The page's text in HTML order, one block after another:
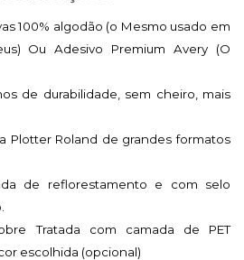
100% algodão (o Mesmo usado em
Ou Adesivo Premium Avery (O
de durabilidade, sem cheiro, mais
Plotter Roland de grandes formatos
de reflorestamento e com selo
Tratada com camada de PET
escolhida (opcional)